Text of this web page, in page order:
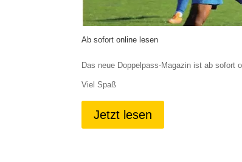
Ab sofort online lesen
Das neue Doppelpass-Magazin ist ab sofort
Viel Spaß
Jetzt lesen